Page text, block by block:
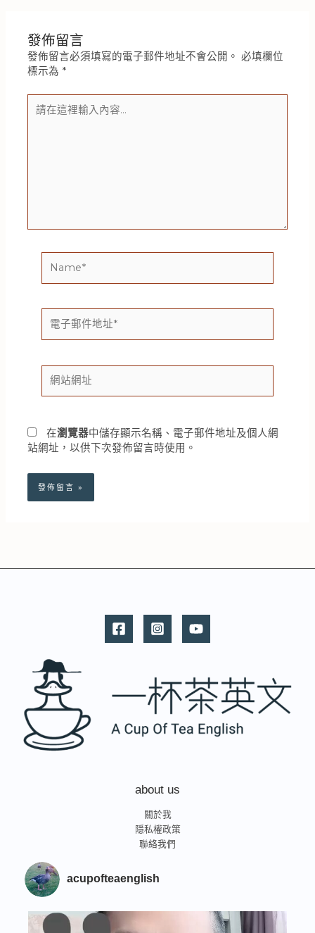
發佈留言
發佈留言必須填寫的電子郵件地址不會公開。 必填欄位
標示為 *
在
子
郵
地
址
站
在瀏覽器中儲存顯示名稱、電子郵件地址及個人網
站網址，以供下次發佈留言時使用。
about us
關於我
隱私權政策
聯絡我們
acupofteaenglish